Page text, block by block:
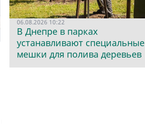
06.08.2026 10:22
В Днепре в парках
устанавливают специальные
мешки для полива деревьев